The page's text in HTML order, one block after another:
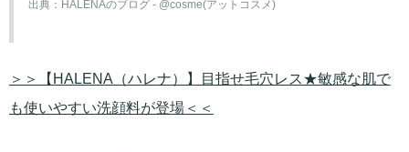
出典： HALENAのブログ - @cosme(アットコスメ)
＞＞【HALENA（ハレナ）】目指せ毛穴レス★敏感な肌で
も使いやすい洗顔料が登場＜＜